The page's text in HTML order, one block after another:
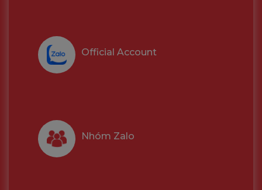
Official Account
Nhóm Zalo